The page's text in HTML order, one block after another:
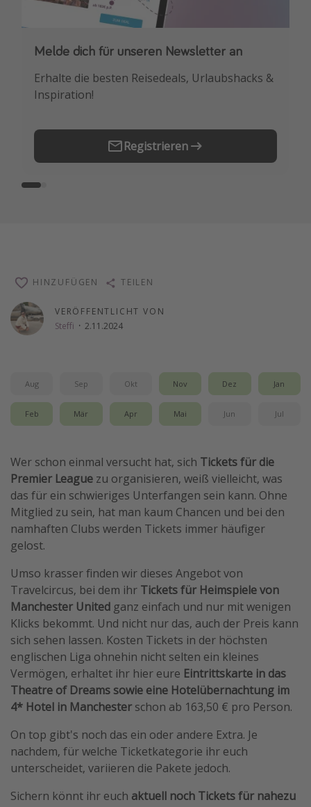
Melde dich für unseren Newsletter an
Erhalte die besten Reisedeals, Urlaubshacks &
Inspiration!
Registrieren
Downloade unsere App
Buche die besten Reiseschnäppchen als
Erstes.
VERÖFFENTLICHT VON
Steffi · 2.11.2024
HINZUFÜGEN TEILEN
Aug Sep Okt Nov Dez Jan
Feb Mär Apr Mai Jun Jul
Wer schon einmal versucht hat, sich Tickets für die
Premier League zu organisieren, weiß vielleicht, was
das für ein schwieriges Unterfangen sein kann. Ohne
Mitglied zu sein, hat man kaum Chancen und bei den
namhaften Clubs werden Tickets immer häufiger
gelost.
Umso krasser finden wir dieses Angebot von
Travelcircus, bei dem ihr Tickets für Heimspiele von
Manchester United ganz einfach und nur mit wenigen
Klicks bekommt. Und nicht nur das, auch der Preis kann
sich sehen lassen. Kosten Tickets in der höchsten
englischen Liga ohnehin nicht selten ein kleines
Vermögen, erhaltet ihr hier eure Eintrittskarte in das
Theatre of Dreams sowie eine Hotelübernachtung im
4* Hotel in Manchester schon ab 163,50 € pro Person.
On top gibt's noch das ein oder andere Extra. Je
nachdem, für welche Ticketkategorie ihr euch
unterscheidet, variieren die Pakete jedoch.
Sichern könnt ihr euch aktuell noch Tickets für nahezu